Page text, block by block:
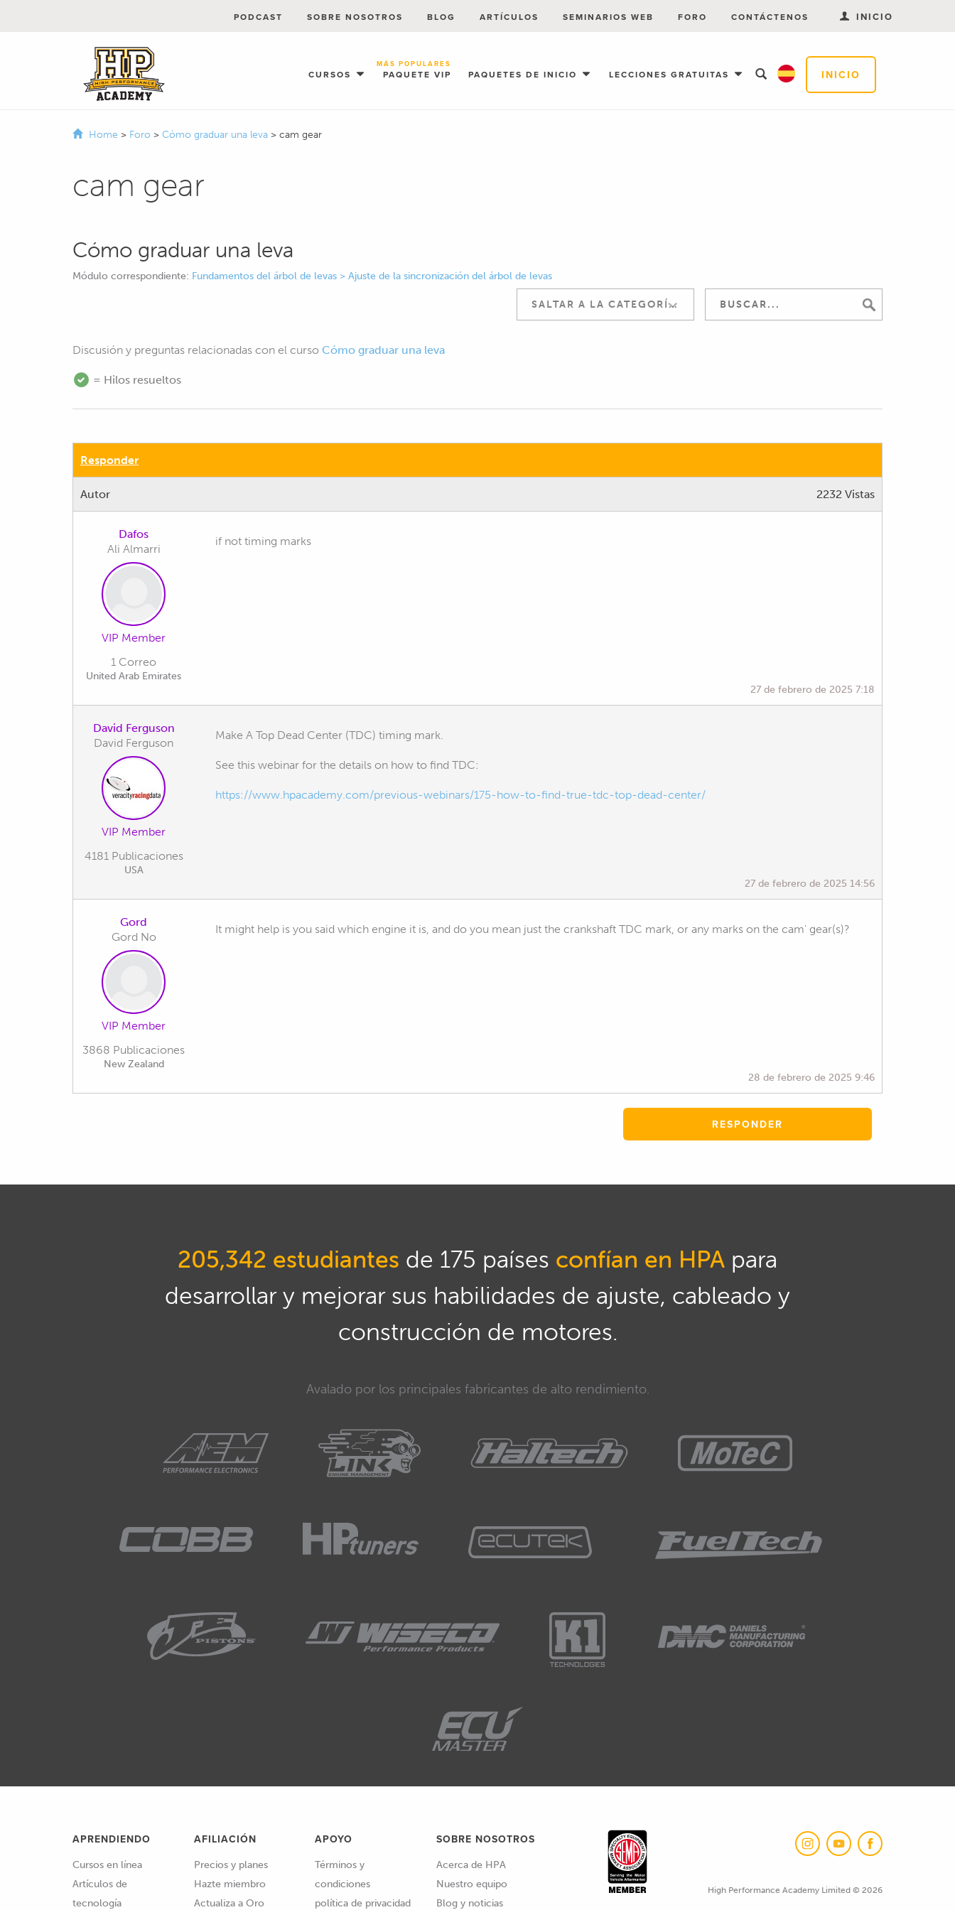
INICIO
CURSOS PAQUETE VIP
MÁS POPULARES
PAQUETES DE INICIO LECCIONES GRATUITAS
PODCAST SOBRE NOSOTROS BLOG ARTÍCULOS SEMINARIOS WEB FORO CONTÁCTENOS INICIO
Home > Foro > Cómo graduar una leva > cam gear
cam gear
Cómo graduar una leva
Módulo correspondiente: Fundamentos del árbol de levas > Ajuste de la sincronización del árbol de levas
SALTAR A LA CATEGORÍA:
Discusión y preguntas relacionadas con el curso Cómo graduar una leva
= Hilos resueltos
Responder
Autor 2232 Vistas
Dafos
Ali Almarri
VIP Member
1 Correo
United Arab Emirates
if not timing marks
27 de febrero de 2025 7:18
David Ferguson
David Ferguson
VIP Member
4181 Publicaciones
USA
Make A Top Dead Center (TDC) timing mark.
See this webinar for the details on how to find TDC:
https://www.hpacademy.com/previous-webinars/175-how-to-find-true-tdc-top-dead-center/
27 de febrero de 2025 14:56
Gord
Gord No
VIP Member
3868 Publicaciones
New Zealand
It might help is you said which engine it is, and do you mean just the crankshaft TDC mark, or any marks on the cam' gear(s)?
28 de febrero de 2025 9:46
RESPONDER
205,342 estudiantes de 175 países confían en HPA para
desarrollar y mejorar sus habilidades de ajuste, cableado y
construcción de motores.
Avalado por los principales fabricantes de alto rendimiento.
APRENDIENDO
Cursos en línea
Artículos de
tecnología
AFILIACIÓN
Precios y planes
Hazte miembro
Actualiza a Oro
APOYO
Términos y
condiciones
política de privacidad
SOBRE NOSOTROS
Acerca de HPA
Nuestro equipo
Blog y noticias
High Performance Academy Limited © 2026